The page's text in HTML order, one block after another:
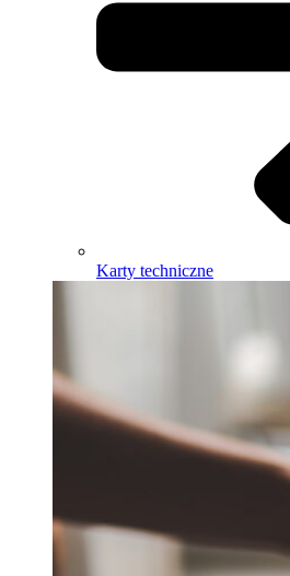
Karty techniczne